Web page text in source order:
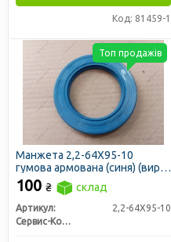
Код: 81459-1
Манжета 2,2-64X95-10
гумова армована (синя) (вир-
во Україна)
100 ₴ склад
Артикул:
2,2-64X95-10
Сервис-Комплектация ООО, Украина
Топ продажів